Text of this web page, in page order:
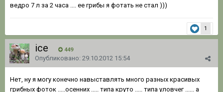
ведро 7 л за 2 часа .... ее грибы я фотать не стал )))
1
ice 449
Опубликовано: 29.10.2012 15:54
Нет, ну я могу конечно навыставлять много разных красивых
грибных фоток .....осенних ..... типа круто ..... типа уловчег ...... а